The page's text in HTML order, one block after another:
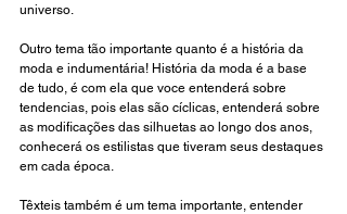
universo.
Outro tema tão importante quanto é a história da
moda e indumentária! História da moda é a base
de tudo, é com ela que voce entenderá sobre
tendencias, pois elas são cíclicas, entenderá sobre
as modificações das silhuetas ao longo dos anos,
conhecerá os estilistas que tiveram seus destaques
em cada época.
Têxteis também é um tema importante, entender